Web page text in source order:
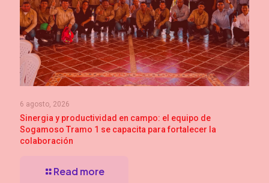
6 agosto, 2026
Sinergia y productividad en campo: el equipo de
Sogamoso Tramo 1 se capacita para fortalecer la
colaboración
Read more